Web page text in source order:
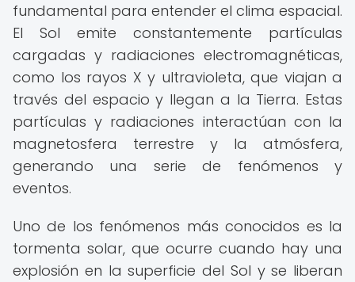
fundamental para entender el clima espacial.
El Sol emite constantemente partículas
cargadas y radiaciones electromagnéticas,
como los rayos X y ultravioleta, que viajan a
través del espacio y llegan a la Tierra. Estas
partículas y radiaciones interactúan con la
magnetosfera terrestre y la atmósfera,
generando una serie de fenómenos y
eventos.
Uno de los fenómenos más conocidos es la
tormenta solar, que ocurre cuando hay una
explosión en la superficie del Sol y se liberan